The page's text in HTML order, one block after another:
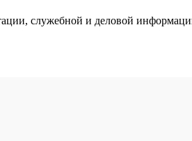
служебной и деловой